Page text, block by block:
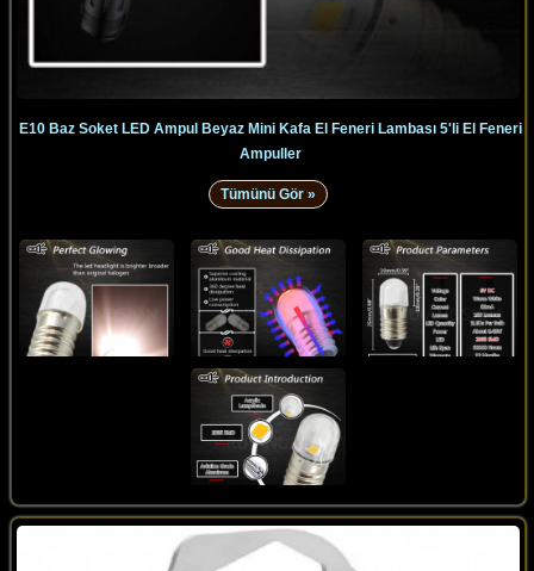
E10 Baz Soket LED Ampul Beyaz Mini Kafa El Feneri Lambası 5'li El Feneri
Ampuller
Tümünü Gör »